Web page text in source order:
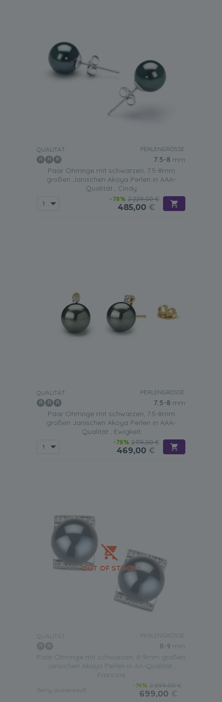
QUALITÄT: PERLENGRÖSSE:
7.5-8 mm
Paar Ohrringe mit schwarzen, 7.5-8mm
großen Janischen Akoya Perlen in AAA-
Qualität , Cindy
-78% 2.229,00 €
485,00 €
QUALITÄT: PERLENGRÖSSE:
7.5-8 mm
Paar Ohrringe mit schwarzen, 7.5-8mm
großen Janischen Akoya Perlen in AAA-
Qualität , Ewigkeit
-78% 2.119,00 €
469,00 €
QUALITÄT: PERLENGRÖSSE:
8-9 mm
Paar Ohrringe mit schwarzen, 8-9mm großen
Janischen Akoya Perlen in AA-Qualität ,
Francine
Sorry, ausverkauft
-74% 2.699,00 €
699,00 €